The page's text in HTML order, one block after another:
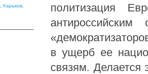
Харьков
политизация
в ущерб ее
связям. Делается